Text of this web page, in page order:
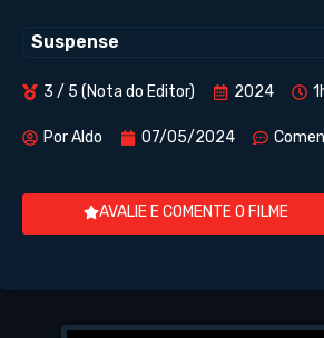
Suspense
3 / 5 (Nota do Editor) 2024
PorAldo 07/05/2024
AVALIE E COMENTE O FILME